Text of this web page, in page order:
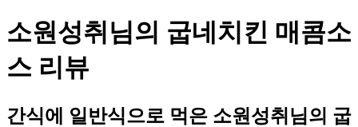
소원성취님의 굽네치킨 매콤소
스 리뷰
간식에 일반식으로 먹은 소원성취님의 굽